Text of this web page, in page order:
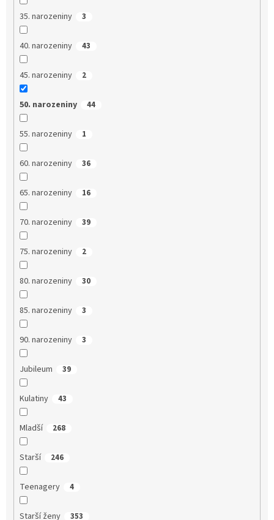
35. narozeniny 3
40. narozeniny 43
45. narozeniny 2
50. narozeniny 44
55. narozeniny 1
60. narozeniny 36
65. narozeniny 16
70. narozeniny 39
75. narozeniny 2
80. narozeniny 30
85. narozeniny 3
90. narozeniny 3
Jubileum 39
Kulatiny 43
Mladší 268
Starší 246
Teenagery 4
Starší ženy 353